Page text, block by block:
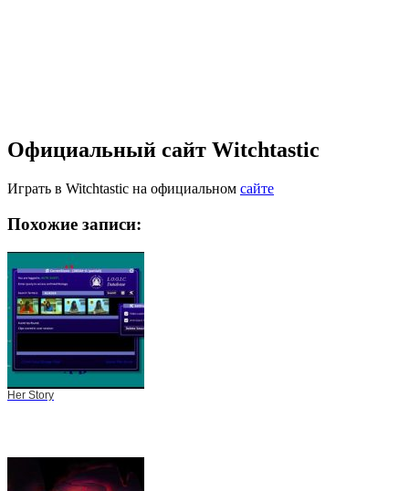
Официальный сайт Witchtastic
Играть в Witchtastic на официальном сайте
Похожие записи:
Her Story